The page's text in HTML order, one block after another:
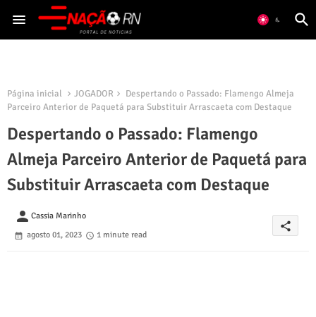
Página inicial JOGADOR
Despertando o Passado: Flamengo Almeja
Parceiro Anterior de Paquetá para Substituir Arrascaeta com Destaque
Despertando o Passado: Flamengo
Almeja Parceiro Anterior de Paquetá para
Substituir Arrascaeta com Destaque
person Cassia Marinho
agosto 01, 2023
1 minute read
share